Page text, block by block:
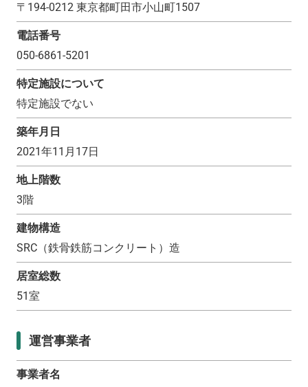
〒 194-0212 東京都町田市小山町1507
電話番号
050-6861-5201
特定施設について
特定施設でない
築年月日
2021年11月17日
地上階数
3階
建物構造
SRC（鉄骨鉄筋コンクリート）造
居室総数
51 室
運営事業者
事業者名